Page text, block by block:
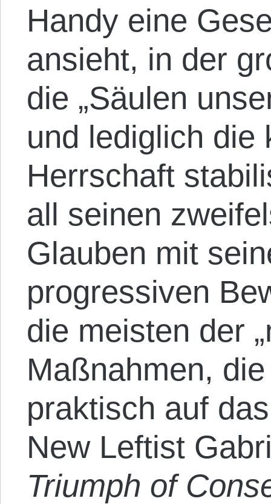
Handy eine
ansieht, in der
die „Säulen
und lediglich die
Herrschaft
all seinen
Glauben mit
progressiven
die meisten der
Maßnahmen,
praktisch auf
New Leftist
Triumph of